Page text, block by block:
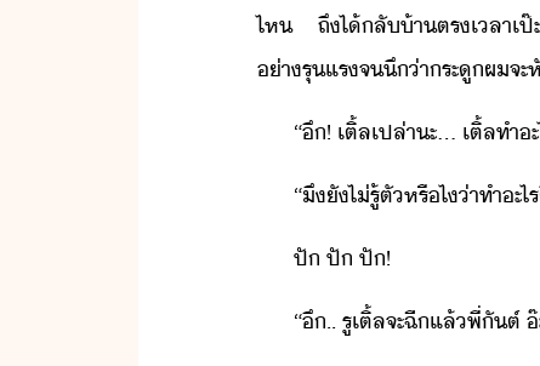
ไห​ ​ถึ​ไ้​ลั้า​ตรเลา​เ
่ารุแร​จ​ึ​่า​ระู​ผ​จ
​“​ึ​!​ ​เติ​้ล​เปล่า​ะ​…​ ​เติ​้ล​ทำ​
​“​ึ​ั​ไ่รู้​ตั​หรืไ​่า​ทำ​ะ
​ปั​ ​ปั​ ​ปั​!
​“​ึ​..​ ​รู​เติ​้ล​จะ​ฉี​แล้​พี่​ัต์​